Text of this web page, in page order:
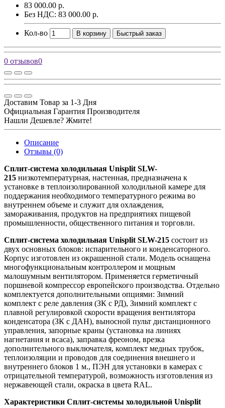
83 000.00 р.
Без НДС: 83 000.00 р.
Кол-во В корзину Быстрый заказ
0 отзывов0
Доставим Товар за 1-3 Дня
Официальная Гарантия Производителя
Нашли Дешевле? Жмите!
Описание
Отзывы (0)
Сплит-система холодильная Unisplit SLW-
215 низкотемпературная, настенная, предназначена к
установке в теплоизолированной холодильной камере для
поддержания необходимого температурного режима во
внутреннем объеме и служит для охлаждения,
замораживания, продуктов на предприятиях пищевой
промышленности, общественного питания и торговли.
Сплит-система холодильная Unisplit SLW-215 состоит из
двух основных блоков: испарительного и конденсаторного.
Корпус изготовлен из окрашенной стали. Модель оснащена
многофункциональным контроллером и мощным
малошумным вентилятором. Применяется герметичный
поршневой компрессор европейского производства. Отдельно
комплектуется дополнительными опциями: Зимний
комплект с реле давления (ЗК с РД), Зимний комплект с
плавной регулировкой скорости вращения вентилятора
конденсатора (ЗК с ДАН), выносной пульт дистанционного
управления, запорные краны (установка на линиях
нагнетания и всаса), заправка фреоном, врезка
дополнительного выключателя, комплект медных трубок,
теплоизоляции и проводов для соединения внешнего и
внутреннего блоков 1 м., ПЭН для установки в камерах с
отрицательной температурой, возможность изготовления из
нержавеющей стали, окраска в цвета RAL.
Характеристики Сплит-системы холодильной Unisplit